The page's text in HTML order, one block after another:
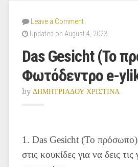
Leave a Comment
Updated on August 4, 2023
Das Gesicht (Το
Φωτόδεντρο e-
by ΔΗΜΗΤΡΙΑΔΟΥ ΧΡΙΣΤΙΝΑ
1. Das Gesicht (Το
στις κουκίδες για να δεις τις